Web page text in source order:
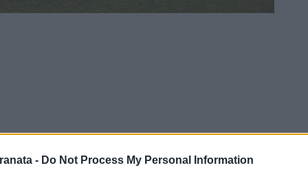
- Do Not Process My Personal Information